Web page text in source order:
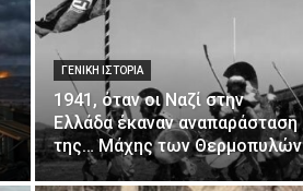
ΓΕΝΙΚΉ ΙΣΤΟΡΊΑ
1941, όταν οι Ναζί στην
Ελλάδα έκαναν αναπαράσταση
της… Μάχης των Θερμοπυλών